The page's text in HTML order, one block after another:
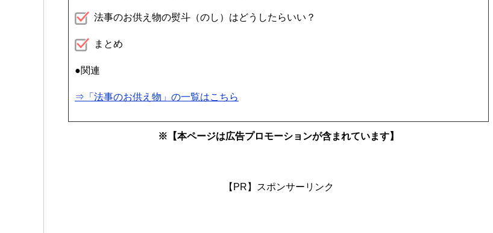
法事のお供え物の熨斗（のし）はどうしたらいい？
まとめ
●関連
⇒「法事のお供え物」の一覧はこちら
※【本ページは広告プロモーションが含まれています】
【PR】スポンサーリンク